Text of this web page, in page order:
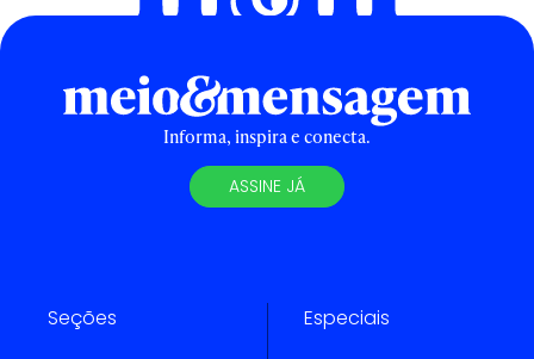
Informa, inspira e conecta.
ASSINE JÁ
Seções Especiais